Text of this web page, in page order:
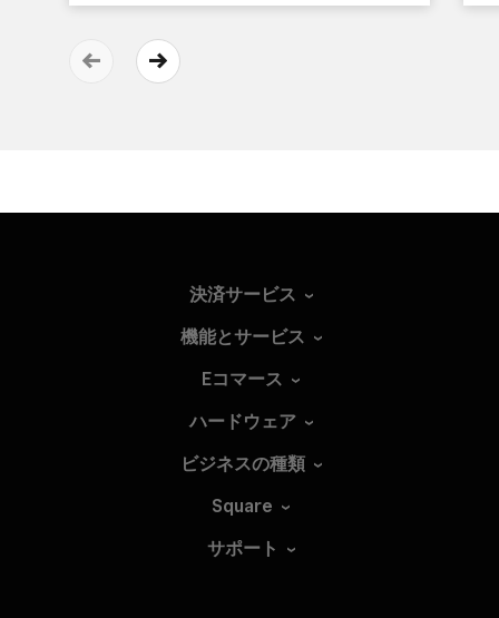
決済サービス
機能とサービス
Eコマース
ハードウェア
ビジネスの種類
Square
サポート